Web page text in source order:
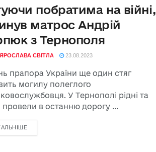
побратима на війні,
матрос Андрій
з Тернополя
ЯРОСЛАВА СВІТЛА 23.08.2023
прапора України ще один стяг
могилу полеглого
У Тернополі рідні та
провели в останню дорогу ...